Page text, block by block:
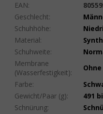
EAN:
Geschlecht:
Schuhhöhe:
Material:
Schuhweite:
Membrane
(Wasserfestigkeit):
Farbe:
Gewicht/Paar (g):
491
Schnürung: